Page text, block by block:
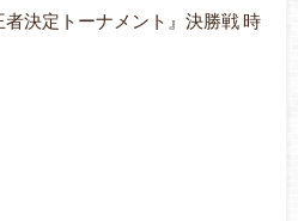
決定トーナメント』決勝戦 時